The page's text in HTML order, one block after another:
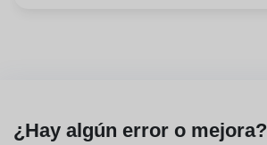
¿Hay algún error o mejora?